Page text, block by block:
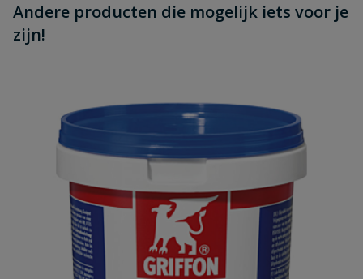
Andere producten die mogelijk iets voor je
zijn!